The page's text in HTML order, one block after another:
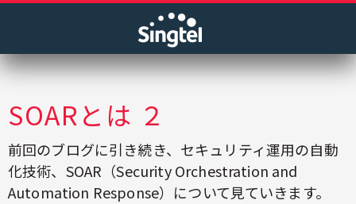
SOARとは ２
前回のブログに引き続き、セキュリティ運用の自動
化技術、SOAR（Security Orchestration and
Automation Response）について見ていきます。